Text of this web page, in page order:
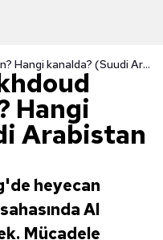
Al Nassr - Al Akhdoud maçı ne zaman? Hangi kanalda? (Suudi Arabistan Pro Lig)
Hangi
Arabistan
heyecan
Al
Mücadele